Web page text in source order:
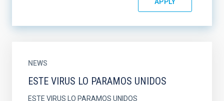
NEWS
ESTE VIRUS LO PARAMOS UNIDOS
ESTE VIRUS LO PARAMOS UNIDOS